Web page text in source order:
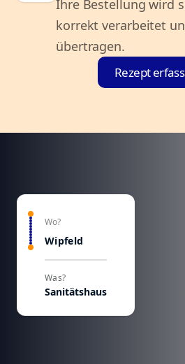
Ihre Bestellung wird
korrekt verarbeitet
übertragen.
Rezept
Wo?
Wipfeld
Was?
Sanitätshaus